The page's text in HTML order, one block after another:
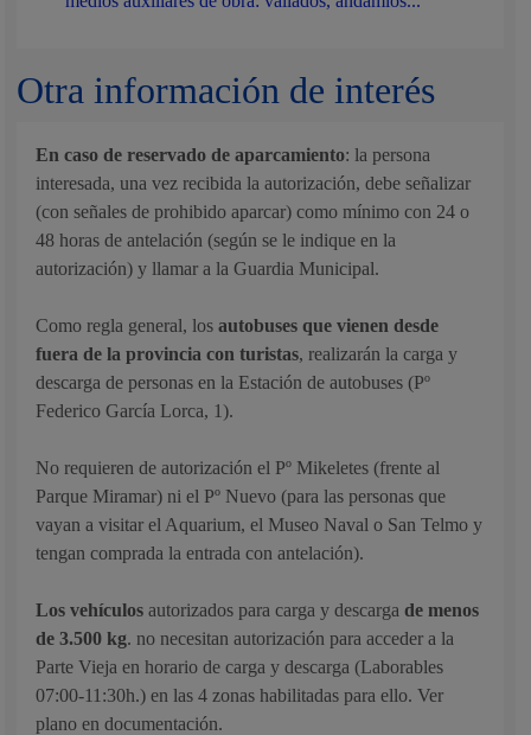
Otra información de interés
En caso de reservado de aparcamiento: la persona
interesada, una vez recibida la autorización, debe señalizar
(con señales de prohibido aparcar) como mínimo con 24 o
48 horas de antelación (según se le indique en la
autorización) y llamar a la Guardia Municipal.
Como regla general, los autobuses que vienen desde
fuera de la provincia con turistas, realizarán la carga y
descarga de personas en la Estación de autobuses (Pº
Federico García Lorca, 1).
No requieren de autorización el Pº Mikeletes (frente al
Parque Miramar) ni el Pº Nuevo (para las personas que
vayan a visitar el Aquarium, el Museo Naval o San Telmo y
tengan comprada la entrada con antelación).
Los vehículosautorizados para carga y descargade menos
de 3.500 kg. no necesitan autorización para acceder a la
Parte Vieja en horario de carga y descarga (Laborables
07:00-11:30h.) en las 4 zonas habilitadas para ello. Ver
plano en documentación.